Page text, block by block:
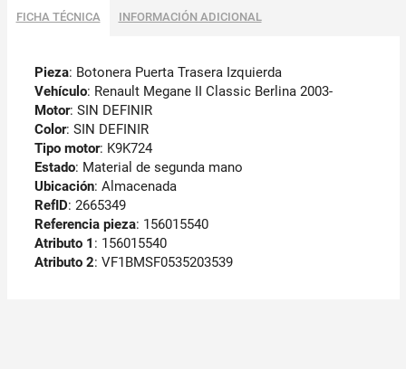
FICHA TÉCNICA INFORMACIÓN ADICIONAL
Pieza: Botonera Puerta Trasera Izquierda
Vehículo: Renault Megane II Classic Berlina 2003-
Motor: SIN DEFINIR
Color: SIN DEFINIR
Tipo motor: K9K724
Estado: Material de segunda mano
Ubicación: Almacenada
RefID: 2665349
Referencia pieza: 156015540
Atributo 1 : 156015540
Atributo 2: VF1BMSF0535203539